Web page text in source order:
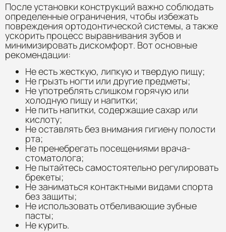
После установки конструкций важно соблюдать
определенные ограничения, чтобы избежать
повреждения ортодонтической системы, а также
ускорить процесс выравнивания зубов и
минимизировать дискомфорт. Вот основные
рекомендации:
Не есть жесткую, липкую и твердую пищу;
Не грызть ногти или другие предметы;
Не употреблять слишком горячую или
холодную пищу и напитки;
Не пить напитки, содержащие сахар или
кислоту;
Не оставлять без внимания гигиену полости
рта;
Не пренебрегать посещениями врача-
стоматолога;
Не пытайтесь самостоятельно регулировать
брекеты;
Не заниматься контактными видами спорта
без защиты;
Не использовать отбеливающие зубные
пасты;
Не курить.